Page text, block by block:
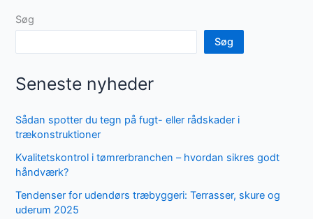
Søg
Søg
Seneste nyheder
Sådan spotter du tegn på fugt- eller rådskader i
trækonstruktioner
Kvalitetskontrol i tømrerbranchen – hvordan sikres godt
håndværk?
Tendenser for udendørs træbyggeri: Terrasser, skure og
uderum 2025